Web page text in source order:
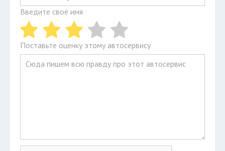
Введите своё имя
Поставьте оценку этому автосервису